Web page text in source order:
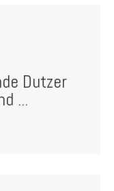
Dutzer
...